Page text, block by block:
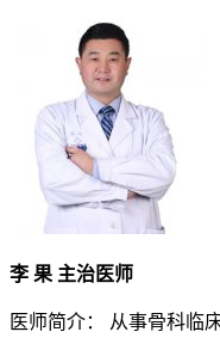
李 果 主治医师
医师简介： 从事骨科临